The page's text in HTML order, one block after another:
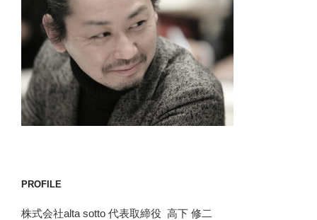
PROFILE
株式会社alta sotto 代表取締役 高下 修二